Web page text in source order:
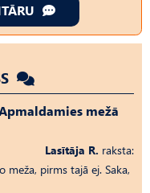
mežā
Lasītāja R. raksta:
meža, pirms tajā ej. Saka,